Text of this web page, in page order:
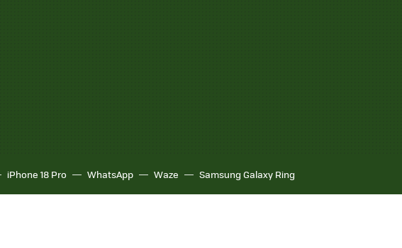
iPhone 18 Pro WhatsApp Waze Samsung Galaxy Ring